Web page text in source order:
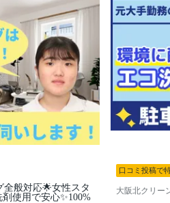
般対応🌟女性スタ
使用で安心✨100%
口コミ投稿で
大阪北クリー